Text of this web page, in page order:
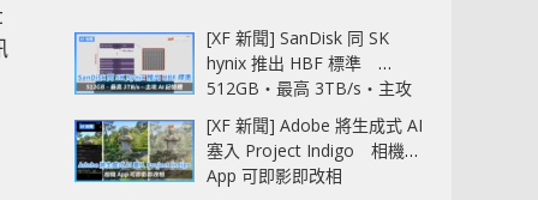
[XF 新聞] SanDisk 同 SK
hynix 推出 HBF 標準
512GB‧最高 3TB/s‧主攻
AI 記憶體
[XF 新聞] Adobe 將生成式 AI
塞入 Project Indigo 相機
App 可即影即改相